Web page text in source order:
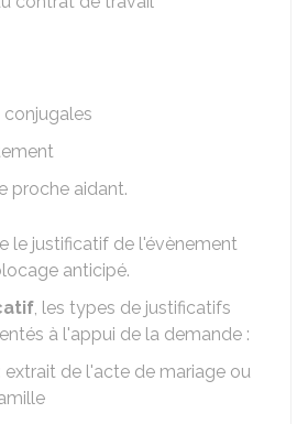
proche aidant.
le justificatif de l'évènement
anticipé.
, les types de justificatifs
à l'appui de la demande :
: extrait de l'acte de mariage ou